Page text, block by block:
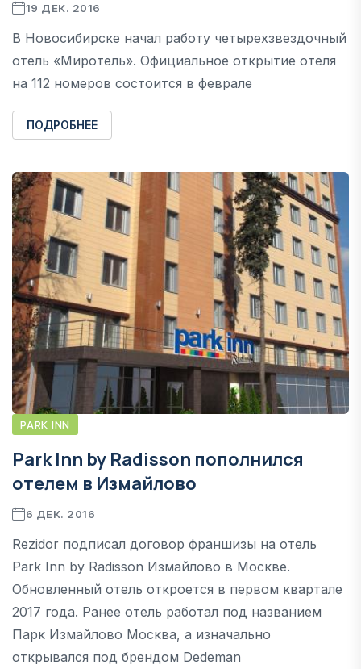
19 ДЕК. 2016
В Новосибирске начал работу четырехзвездочный
отель «Миротель». Официальное открытие отеля
на 112 номеров состоится в феврале
ПОДРОБНЕЕ
PARK INN
Park Inn by Radisson пополнился
отелем в Измайлово
6 ДЕК. 2016
Rezidor подписал договор франшизы на отель
Park Inn by Radisson Измайлово в Москве.
Обновленный отель откроется в первом квартале
2017 года. Ранее отель работал под названием
Парк Измайлово Москва, а изначально
открывался под брендом Dedeman